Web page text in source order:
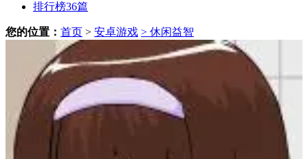
排行榜36篇
您的位置： 首页 > 安卓游戏 > 休闲益智